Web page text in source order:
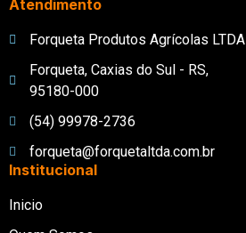
Atendimento
Forqueta Produtos Agrícolas LTDA
Forqueta, Caxias do Sul - RS,
95180-000
(54) 99978-2736
forqueta@forquetaltda.com.br
Institucional
Inicio